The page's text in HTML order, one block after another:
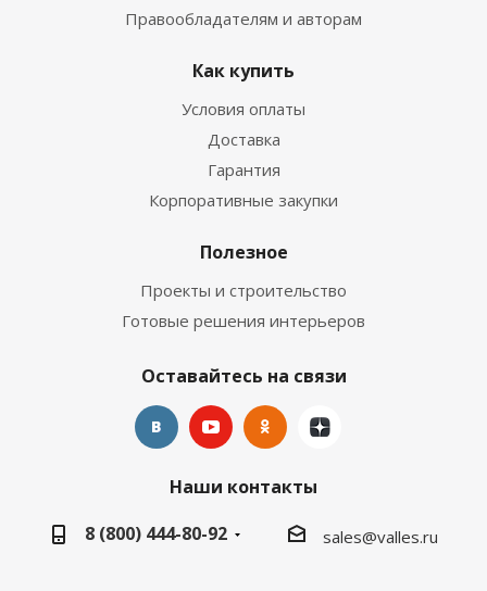
Правообладателям и авторам
Как купить
Условия оплаты
Доставка
Гарантия
Корпоративные закупки
Полезное
Проекты и строительство
Готовые решения интерьеров
Оставайтесь на связи
Наши контакты
8 (800) 444-80-92
sales@valles.ru